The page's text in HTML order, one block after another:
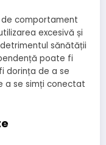
comportament
excesivă și
sănătății
poate fi
dorința de a se
a se simți conectat